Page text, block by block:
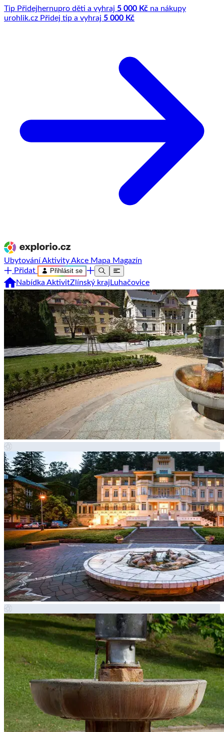
Tip Přidejhernupro děti a vyhraj 5 000 Kč na nákupy
urohlik.cz Přidej tip a vyhraj 5 000 Kč
UbytováníAktivityAkce Mapa Magazín
Přidat
Přihlásit se
Nabídka AktivitZlínský kraj Luhačovice